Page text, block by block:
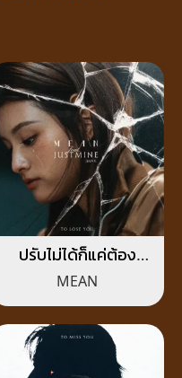
ปรับไม่ได้ก็แค่ต้อง
ปล่อยมือ (To Lose
You)
MEAN